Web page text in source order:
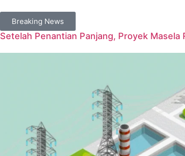
Breaking News
Setelah Penantian Panjang, Proyek